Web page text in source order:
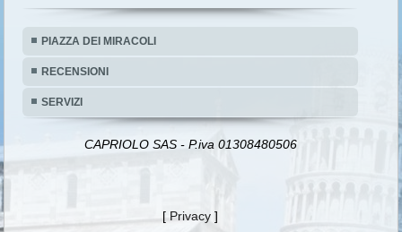
PIAZZA DEI MIRACOLI
RECENSIONI
SERVIZI
CAPRIOLO SAS - P.iva 01308480506
[ Privacy ]